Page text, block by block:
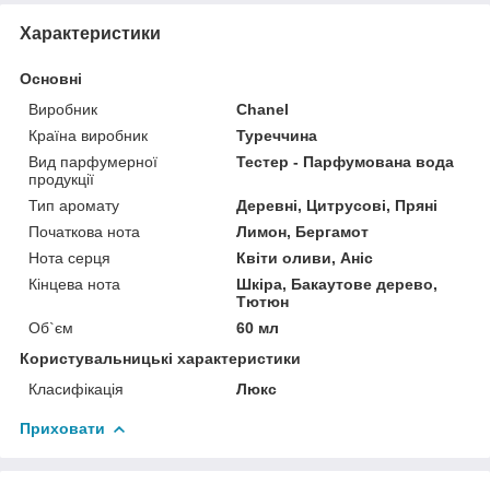
Характеристики
Основні
Виробник
Chanel
Країна виробник
Туреччина
Вид парфумерної
продукції
Тестер - Парфумована вода
Тип аромату
Деревні, Цитрусові, Пряні
Початкова нота
Лимон, Бергамот
Нота серця
Квіти оливи, Аніс
Кінцева нота
Шкіра, Бакаутове дерево,
Тютюн
Об`єм
60 мл
Користувальницькі характеристики
Класифікація
Люкс
Приховати